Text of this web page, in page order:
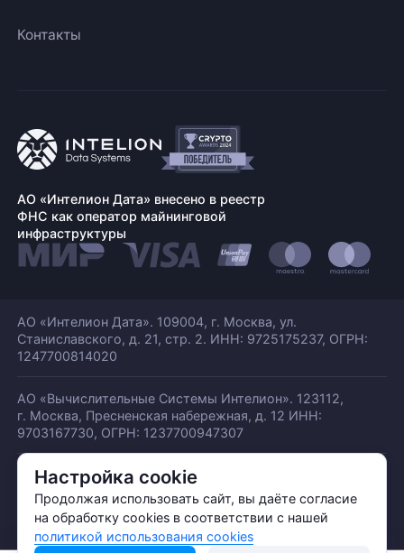
Настройка cookie
Продолжая использовать сайт, вы даёте согласие
на обработку cookies в соответствии с нашей
политикой использования cookies
Контакты
АО «Интелион Дата» внесено в реестр
ФНС как оператор майнинговой
инфраструктуры
АО «Интелион Дата». 109004, г. Москва, ул.
Станиславского, д. 21, стр. 2. ИНН: 9725175237, ОГРН:
1247700814020
АО «Вычислительные Системы Интелион». 123112,
г. Москва, Пресненская набережная, д. 12 ИНН:
9703167730, ОГРН: 1237700947307
© АО «ИНТЕЛИОН ДАТА» 2026
Политика обработки ПДн
Политика конфиденциальности
Политика использования куки